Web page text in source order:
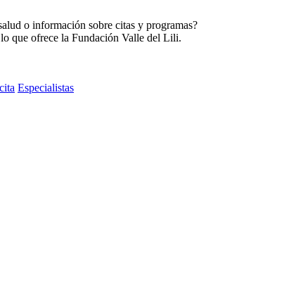
o información sobre citas y programas?
que ofrece la Fundación Valle del Lili.
Especialistas